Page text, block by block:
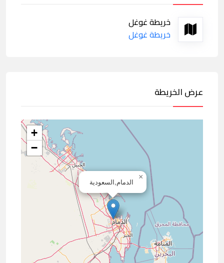
خريطة غوغل
خريطة غوغل
عرض الخريطة
الدمام,السعودية
×
+
−